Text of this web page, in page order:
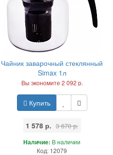
Чайник заварочный стеклянный
Simax 1л
Вы экономите 2 092 р.
Купить
1 578 р. 3 670 р.
Наличие: В наличии
Код: 12079